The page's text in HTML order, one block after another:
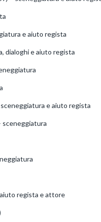
e aiuto regista
dialoghi e aiuto regista
sceneggiatura e aiuto regista
sceneggiatura
aiuto regista e attore